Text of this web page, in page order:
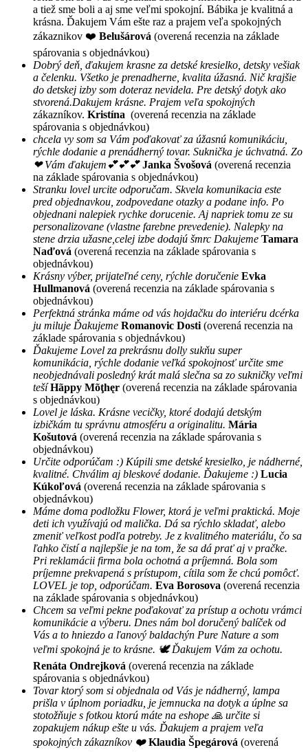
a tiež sme boli a aj sme veľmi spokojní. Bábika je kvalitná a
krásna. Ďakujem Vám ešte raz a prajem veľa spokojných
zákaznikov ❤️ Belušárová (overená recenzia na základe
spárovania s objednávkou)
Dobrý deň, ďakujem krasne za detské kresielko, detsky vešiak
a čelenku. Všetko je prenadherne, kvalita úžasná. Nič krajšie
do detskej izby som doteraz nevidela. Pre detský dotyk ako
stvorená.Dakujem krásne. Prajem veľa spokojných
zákazníkov. Kristína (overená recenzia na základe
spárovania s objednávkou)
chcela vy som sa Vám poďakovať za úžasnú komunikáciu,
rýchle dodanie a prenádherný tovar. Suknička je úchvatná. Zo
❤ Vám ďakujem💕💕💕 Janka Švošová (overená recenzia
na základe spárovania s objednávkou)
Stranku lovel urcite odporučam. Skvela komunikacia este
pred objednavkou, zodpovedane otazky a podane info. Po
objednani nalepiek rychke dorucenie. Aj napriek tomu ze su
personalizovane (vlastne farebne prevedenie). Nalepky na
stene drzia užasne,celej izbe dodajú šmrc Dakujeme Tamara
Naďová (overená recenzia na základe spárovania s
objednávkou)
Krásny výber, prijateľné ceny, rýchle doručenie Evka
Hullmanová (overená recenzia na základe spárovania s
objednávkou)
Perfektná stránka máme od vás hojdačku do interiéru dcérka
ju miluje Ďakujeme Romanovic Dosti (overená recenzia na
základe spárovania s objednávkou)
Ďakujeme Lovel za prekrásnu dolly sukňu super
komunikácia, rýchle dodanie veľká spokojnosť určite sme
neobjednávali posledný krát malá slečna sa zo sukničky veľmi
tešíHãppy Mõţhęr (overená recenzia na základe spárovania
s objednávkou)
Lovel je láska. Krásne vecičky, ktoré dodajú detským
izbičkám tu správnu atmosféru a originalitu. Mária
Košutová (overená recenzia na základe spárovania s
objednávkou)
Určite odporúčam :) Kúpili sme detské kresielko, je nádherné,
kvalitné. Chválim aj bleskové dodanie. Ďakujeme :) Lucia
Kúkoľová (overená recenzia na základe spárovania s
objednávkou)
Máme doma podložku Flower, ktorá je veľmi praktická. Moje
deti ich využívajú od malička. Dá sa rýchlo skladať, alebo
zmeniť veľkost podľa potreby. Je z kvalitného materiálu, čo sa
ľahko čistí a najlepšie je na tom, že sa dá prať aj v pračke.
Pri reklamácii firma bola ochotná a príjemná. Bola som
príjemne prekvapená s prístupom, cítila som že chcú pomôcť.
LOVEL je top, odporúčam. Eva Borosova (overená recenzia
na základe spárovania s objednávkou)
Chcem sa veľmi pekne poďakovať za prístup a ochotu vrámci
komunikácie a výberu. Dnes nám bol doručený balíček od
Vás a to hniezdo a ľanový baldachýn Pure Nature a som
veľmi spokojná je to krásne. 🕊 Ďakujem Vám za ochotu.
Renáta Ondrejková (overená recenzia na základe
spárovania s objednávkou)
Tovar ktorý som si objednala od Vás je nádherný, lampa
prišla v úplnom poriadku, je jemnucka na dotyk a úplne sa
stotožňuje s fotkou ktorú máte na eshope 🙏 určite si
zopakujem nákup ešte u vás. Ďakujem a prajem veľa
spokojných zákazníkov ❤️ Klaudia Špegárová (overená